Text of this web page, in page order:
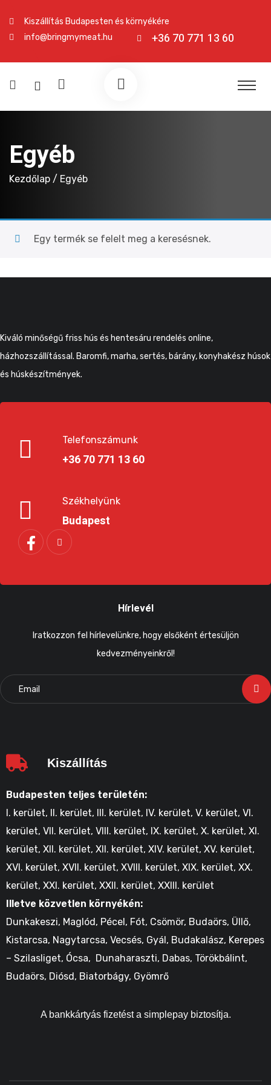
Kiszállítás Budapesten és környékére
info@bringmymeat.hu
+36 70 771 13 60
Egyéb
Kezdőlap / Egyéb
Egy termék se felelt meg a keresésnek.
Kiváló minőségű friss hús és hentesáru rendelés online,
házhozszállítással. Baromfi, marha, sertés, bárány, konyhakész húsok
és húskészítmények.
Telefonszámunk
+36 70 771 13 60
Székhelyünk
Budapest
Hírlevél
Iratkozzon fel hírlevelünkre, hogy elsőként értesüljön
kedvezményeinkről!
Kiszállítás
Budapesten teljes területén:
I. kerület, II. kerület, III. kerület, IV. kerület, V. kerület, VI.
kerület, VII. kerület, VIII. kerület, IX. kerület, X. kerület, XI.
kerület, XII. kerület, XII. kerület, XIV. kerület, XV. kerület,
XVI. kerület, XVII. kerület, XVIII. kerület, XIX. kerület, XX.
kerület, XXI. kerület, XXII. kerület, XXIII. kerület
Illetve közvetlen környékén:
Dunkakeszi, Maglód, Pécel, Fót, Csömör, Budaörs, Üllő,
Kistarcsa, Nagytarcsa, Vecsés, Gyál, Budakalász, Kerepes
– Szilasliget, Ócsa, Dunaharaszti, Dabas, Törökbálint,
Budaörs, Diósd, Biatorbágy, Gyömrő
A bankkártyás fizetést a simplepay biztosítja.